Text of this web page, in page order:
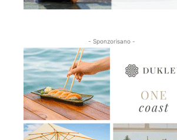
- Sponzorisano -